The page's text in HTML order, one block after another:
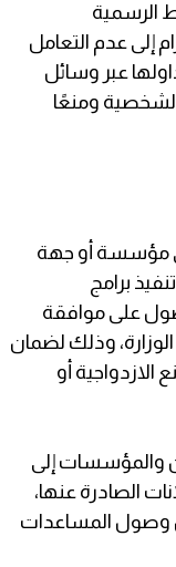
الرسمية
إلى عدم التعامل
عبر وسائل
الشخصية ومنعًا
أي مؤسسة أو جهة
برامج
على موافقة
وذلك لضمان
الازدواجية أو
والمؤسسات إلى
الصادرة عنها،
وصول المساعدات